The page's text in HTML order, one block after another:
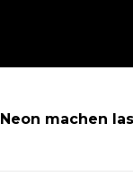
Neon machen